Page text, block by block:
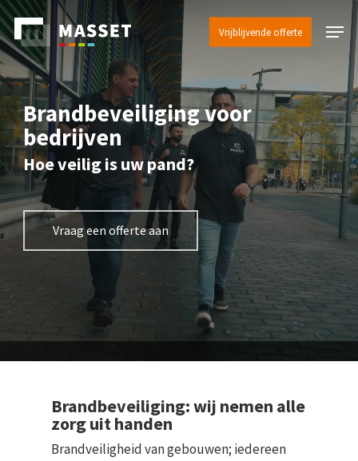
Skip
to
main
content
Vrijblijvende offerte Menu
Brandbeveiliging voor
bedrijven
Hoe veilig is uw pand?
Vraag een offerte aan
Brandbeveiliging: wij nemen alle
zorg uit handen
Brandveiligheid van gebouwen; iedereen
Menu